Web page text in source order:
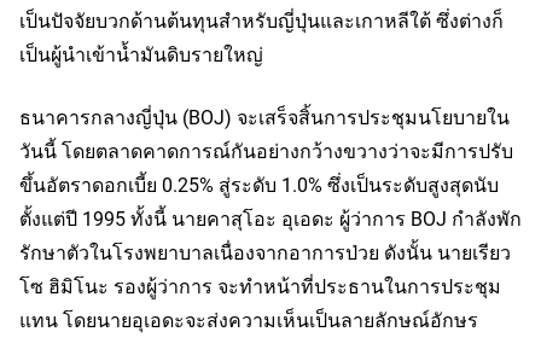
เป็นปัจจัยบวกด้านต้นทุนสำหรับญี่ปุ่นและเกาหลีใต้ ซึ่งต่างก็
เป็นผู้นำเข้าน้ำมันดิบรายใหญ่
ธนาคารกลางญี่ปุ่น (BOJ) จะเสร็จสิ้นการประชุมนโยบายใน
วันนี้ โดยตลาดคาดการณ์กันอย่างกว้างขวางว่าจะมีการปรับ
ขึ้นอัตราดอกเบี้ย 0.25% สู่ระดับ 1.0% ซึ่งเป็นระดับสูงสุดนับ
ตั้งแต่ปี 1995 ทั้งนี้ นายคาสุโอะ อุเอดะ ผู้ว่าการ BOJ กำลังพัก
รักษาตัวในโรงพยาบาลเนื่องจากอาการป่วย ดังนั้น นายเรียว
โซ ฮิมิโนะ รองผู้ว่าการ จะทำหน้าที่ประธานในการประชุม
แทน โดยนายอุเอดะจะส่งความเห็นเป็นลายลักษณ์อักษร